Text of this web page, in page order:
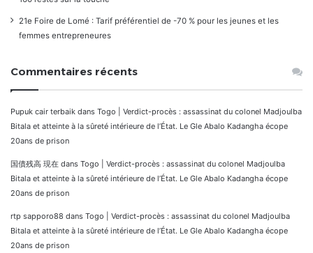
21e Foire de Lomé : Tarif préférentiel de -70 % pour les jeunes et les
femmes entrepreneures
Commentaires récents
Pupuk cair terbaik dans Togo | Verdict-procès : assassinat du colonel Madjoulba
Bitala et atteinte à la sûreté intérieure de l’État. Le Gle Abalo Kadangha écope
20ans de prison
国債残高 現在 dans Togo | Verdict-procès : assassinat du colonel Madjoulba
Bitala et atteinte à la sûreté intérieure de l’État. Le Gle Abalo Kadangha écope
20ans de prison
rtp sapporo88 dans Togo | Verdict-procès : assassinat du colonel Madjoulba
Bitala et atteinte à la sûreté intérieure de l’État. Le Gle Abalo Kadangha écope
20ans de prison